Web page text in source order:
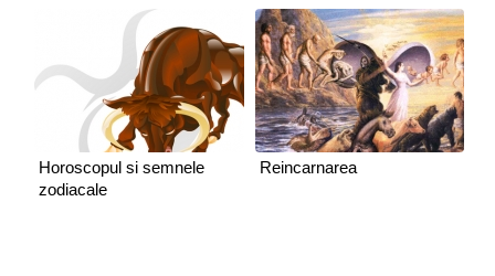
Horoscopul si semnele
zodiacale
Reincarnarea